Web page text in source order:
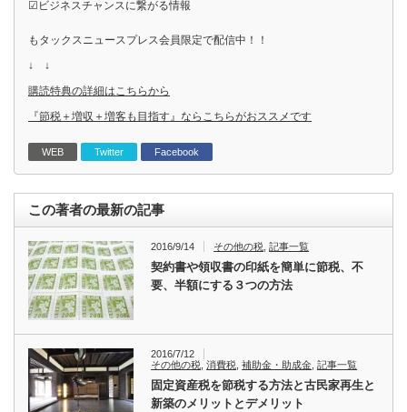
☑ビジネスチャンスに繋がる情報
もタックスニュースプレス会員限定で配信中！！
↓ ↓
購読特典の詳細はこちらから
『節税＋増収＋増客も目指す』ならこちらがおススメです
WEB Twitter Facebook
この著者の最新の記事
2016/9/14 その他の税 ,記事一覧
契約書や領収書の印紙を簡単に節税、不
要、半額にする３つの方法
2016/7/12
その他の税 ,消費税 ,補助金・助成金 ,記事一覧
固定資産税を節税する方法と古民家再生と
新築のメリットとデメリット